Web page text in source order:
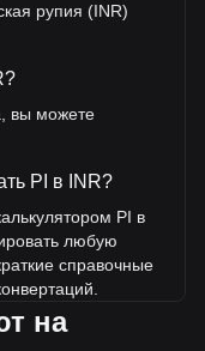
рупия (INR)
вы можете
PI в INR?
PI в
любую
справочные
PI, а 5 PI будут
на